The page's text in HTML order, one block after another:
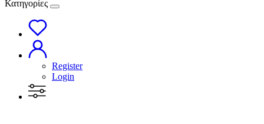
Κατηγορίες
Register
Login